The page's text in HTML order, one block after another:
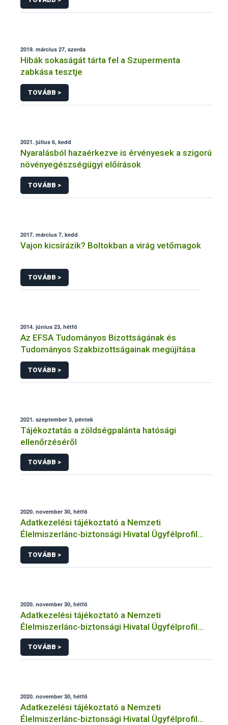
2019. március 27, szerda
Hibák sokaságát tárta fel a Szupermenta
zabkása tesztje
TOVÁBB >
2021. július 6, kedd
Nyaralásból hazaérkezve is érvényesek a szigorú
növényegészségügyi előírások
TOVÁBB >
2017. március 7, kedd
Vajon kicsírázik? Boltokban a virág vetőmagok
TOVÁBB >
2014. június 23, hétfő
Az EFSA Tudományos Bizottságának és
Tudományos Szakbizottságainak megújítása
TOVÁBB >
2021. szeptember 3, péntek
Tájékoztatás a zöldségpalánta hatósági
ellenőrzéséről
TOVÁBB >
2020. november 30, hétfő
Adatkezelési tájékoztató a Nemzeti
Élelmiszerlánc-biztonsági Hivatal Ügyfélprofil
Rendszerben állatvédelem témakörben
közhatalmi eljárásaihoz kapcsolódó
adatkezeléséhez
TOVÁBB >
2020. november 30, hétfő
Adatkezelési tájékoztató a Nemzeti
Élelmiszerlánc-biztonsági Hivatal Ügyfélprofil
Rendszerben vendéglátás és étkeztetés
témakörben intézhető közhatalmi eljárásaihoz
kapcsolódó adatkezeléséhez
TOVÁBB >
2020. november 30, hétfő
Adatkezelési tájékoztató a Nemzeti
Élelmiszerlánc-biztonsági Hivatal Ügyfélprofil